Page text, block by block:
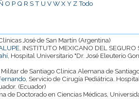
O P Q R ST U VWXY ZTodo
José de San Martín (Argentina)
, INSTITUTO MEXICANO DEL SEGURO
, Hospital Universitario "Dr. José Eleuterio
de Santiago Clinica Alemana de
, Servicio de Cirugía Pediátrica.
(Ecuador)
de Doctorado en Ciencias Médicas,